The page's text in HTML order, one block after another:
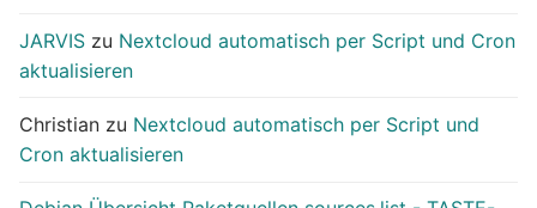
JARVIS zu Nextcloud automatisch per Script und Cron
aktualisieren
Christian zu Nextcloud automatisch per Script und
Cron aktualisieren